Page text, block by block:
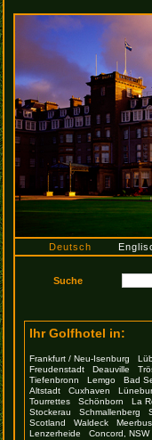
Deutsch
Ihr Golfhotel in:
Frankfurt / Neu-Isenburg
Freudenstadt
Deauville
Tiefenbronn
Lemgo Bad
Altstadt
Cuxhaven
Tourrettes
Schönborn La
Stockerau
Schmallenberg
Scotland
Waldeck
Lenzerheide
Concord, NSW